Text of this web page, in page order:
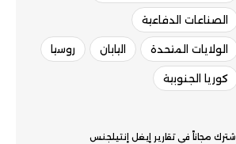
الصناعات الدفاعية
الولايات المتحدة اليابان روسيا
كوريا الجنوبية
اشترك مجاناً في تقارير إيغل إنتيلجنس